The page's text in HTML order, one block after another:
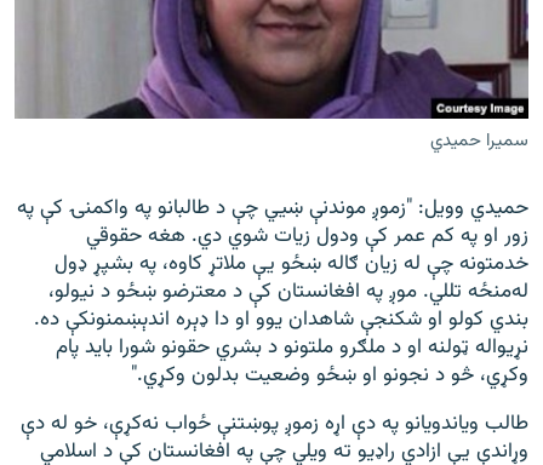
سمیرا حمیدي
حمیدي وویل: "زموږ موندنې ښيي چې د طالبانو په واکمنۍ کې په
زور او په کم عمر کې ودول زیات شوي دي. هغه حقوقي
خدمتونه چې له زیان ګاله ښځو یې ملاتړ کاوه، په بشپړ ډول
له‌منځه تللي. موږ په افغانستان کې د معترضو ښځو د نیولو،
بندي کولو او شکنجې شاهدان یوو او دا ډېره اندېښمنونکې ده.
نړیواله ټولنه او د ملګرو ملتونو د بشري حقونو شورا باید پام
وکړي، څو د نجونو او ښځو وضعیت بدلون وکړي."
طالب ویاندویانو په دې اړه زموږ پوښتنې ځواب نه‌کړې، خو له دې
وړاندې یې ازادي راډیو ته ویلي چې په افغانستان کې د اسلامي